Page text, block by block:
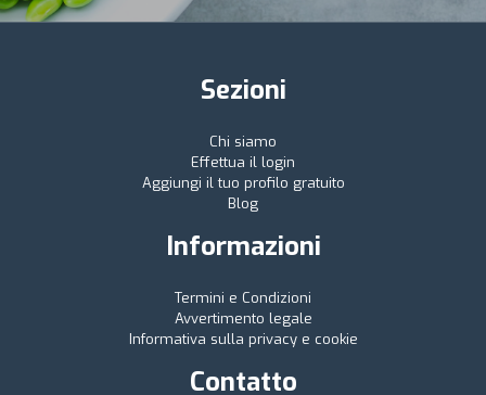
Sezioni
Chi siamo
Effettua il login
Aggiungi il tuo profilo gratuito
Blog
Informazioni
Termini e Condizioni
Avvertimento legale
Informativa sulla privacy e cookie
Contatto